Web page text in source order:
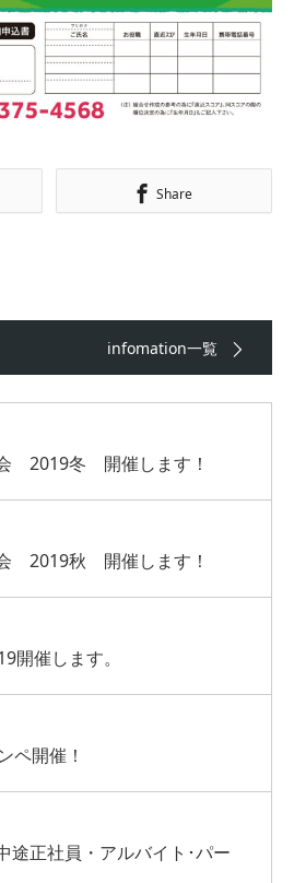
Share
infomation一覧
2019冬 開催します！
2019秋 開催します！
開催します。
ペ開催！
途正社員・アルバイト･パー